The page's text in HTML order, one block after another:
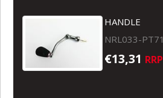
HANDLE
NRL033-PT71
€13,31 RRP